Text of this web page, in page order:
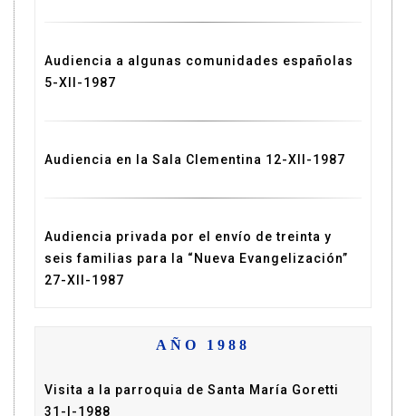
Audiencia a algunas comunidades españolas
5-XII-1987
Audiencia en la Sala Clementina 12-XII-1987
Audiencia privada por el envío de treinta y
seis familias para la “Nueva Evangelización”
27-XII-1987
AÑO 1988
Visita a la parroquia de Santa María Goretti
31-I-1988